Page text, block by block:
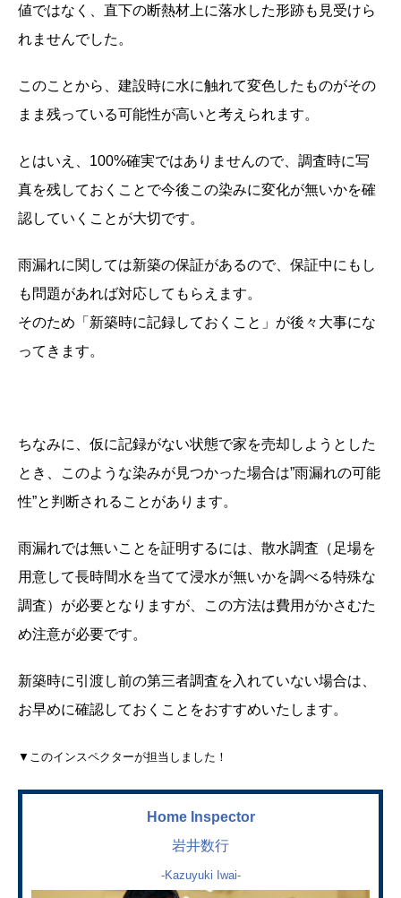
値ではなく、直下の断熱材上に落水した形跡も見受けら
れませんでした。
このことから、建設時に水に触れて変色したものがその
まま残っている可能性が高いと考えられます。
とはいえ、100%確実ではありませんので、調査時に写
真を残しておくことで今後この染みに変化が無いかを確
認していくことが大切です。
雨漏れに関しては新築の保証があるので、保証中にもし
も問題があれば対応してもらえます。
そのため「新築時に記録しておくこと」が後々大事にな
ってきます。
ちなみに、仮に記録がない状態で家を売却しようとした
とき、このような染みが見つかった場合は”雨漏れの可能
性”と判断されることがあります。
雨漏れでは無いことを証明するには、散水調査（足場を
用意して長時間水を当てて浸水が無いかを調べる特殊な
調査）が必要となりますが、この方法は費用がかさむた
め注意が必要です。
新築時に引渡し前の第三者調査を入れていない場合は、
お早めに確認しておくことをおすすめいたします。
▼このインスペクターが担当しました！
Home Inspector
岩井数行
-Kazuyuki Iwai-